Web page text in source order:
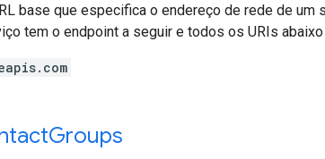
base que especifica o endereço de rede de
tem o endpoint a seguir e todos os URIs
Groups